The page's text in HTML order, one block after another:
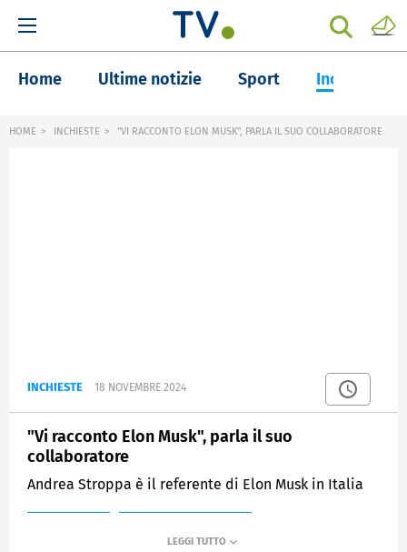
Home Ultime notizie Sport Inchieste
HOME INCHIESTE "VI RACCONTO ELON MUSK", PARLA IL SUO COLLABORATORE
INCHIESTE 18 NOVEMBRE 2024
"Vi racconto Elon Musk", parla il suo
collaboratore
Andrea Stroppa è il referente di Elon Musk in Italia